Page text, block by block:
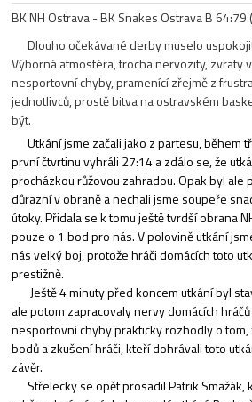
BK NH Ostrava - BK Snakes Ostrava B
Dlouho očekávané derby muselo
Výborná atmosféra, trocha nervozity, zvraty
nesportovní chyby, pramenící zřejmě z
jednotlivců, prostě bitva na ostravském
být.
Utkání jsme začali jako z partesu, během
první čtvrtinu vyhráli 27:14 a zdálo se, že
procházkou růžovou zahradou. Opak byl ale
důrazní v obraně a nechali jsme soupeře
útoky. Přidala se k tomu ještě tvrdší obrana
pouze o 1 bod pro nás. V polovině utkání
nás velký boj, protože hráči domácích toto
prestižně.
Ještě 4 minuty před koncem utkání byl
ale potom zapracovaly nervy domácích hráčů
nesportovní chyby prakticky rozhodly o tom,
bodů a zkušení hráči, kteří dohrávali toto
závěr.
Střelecky se opět prosadil Patrik Smažák,